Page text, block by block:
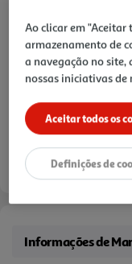
8,91 €
Notas de preparação
Informações de
Ao clicar em "Aceitar
armazenamento de
a navegação no
nossas iniciativas de
Aceitar todos os
Definições de